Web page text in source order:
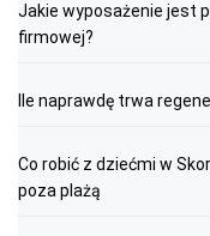
Jakie wyposażenie jest
firmowej?
Ile naprawdę trwa
Co robić z dziećmi w
poza plażą